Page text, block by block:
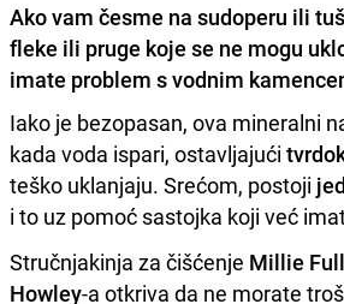
Ako vam česme na sudoperu ili
fleke ili pruge koje se ne mogu
imate problem s vodnim
Iako je bezopasan, ova mineralni
kada voda ispari, ostavljajući
teško uklanjaju. Srećom, postoji
i to uz pomoć sastojka koji već
Stručnjakinja za čišćenje Millie
Howley-a otkriva da ne morate